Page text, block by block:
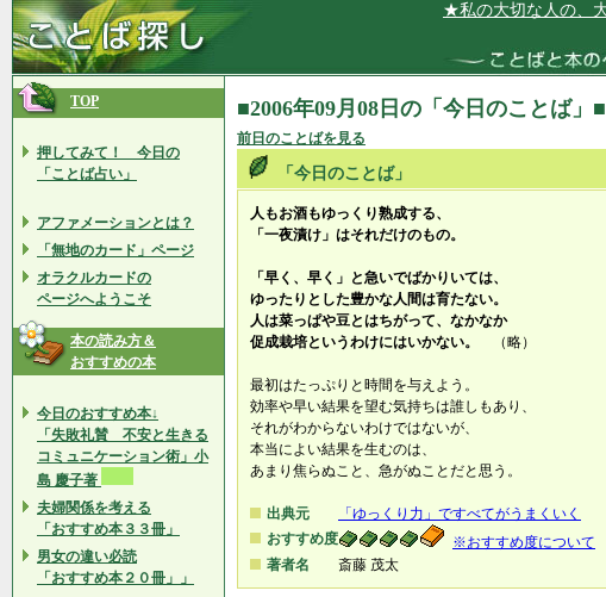
★私の大切な人の、大
TOP
押してみて！ 今日の
「ことば占い」
アファメーションとは？
「無地のカード」ページ
オラクルカードの
ページへようこそ
本の読み方＆
おすすめの本
今日のおすすめ本↓
「失敗礼賛 不安と生きる
コミュニケーション術」小
島 慶子著
夫婦関係を考える
「おすすめ本３３冊」
男女の違い必読
「おすすめ本２０冊」」
■2006年09月08日の「今日のことば」■
前日のことばを見る
「今日のことば」
人もお酒もゆっくり熟成する、
「一夜漬け」はそれだけのもの。
「早く、早く」と急いでばかりいては、
ゆったりとした豊かな人間は育たない。
人は菜っぱや豆とはちがって、なかなか
促成栽培というわけにはいかない。
（略）
最初はたっぷりと時間を与えよう。
効率や早い結果を望む気持ちは誰しもあり、
それがわからないわけではないが、
本当によい結果を生むのは、
あまり焦らぬこと、急がぬことだと思う。
出典元
「ゆっくり力」ですべてがうまくいく
おすすめ度
※おすすめ度について
著者名
斎藤 茂太